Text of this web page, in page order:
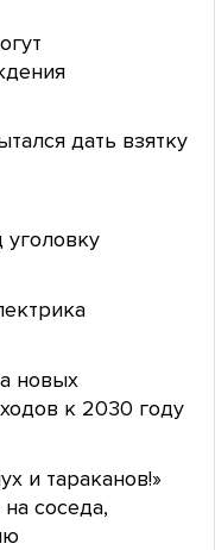
дать взятку
новых
к 2030 году
и тараканов!»
соседа,